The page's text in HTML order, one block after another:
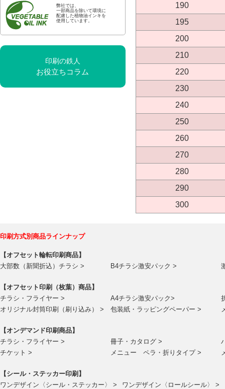
弊社では、
一部商品を除いて環境に
配慮した植物油インキを
使用しています。
印刷の鉄人
お役立ちコラム
190
195
200
210
220
230
240
250
260
270
280
290
300
印刷方式別商品ラインナップ
【オフセット輪転印刷商品】
大部数（新聞折込）チラシ >
B4チラシ激安パック >
【オフセット印刷（枚葉）商品】
チラシ・フライヤー >
A4チラシ激安パック>
オリジナル封筒印刷（刷り込み） >
包装紙・ラッピングペーパー >
【オンデマンド印刷商品】
チラシ・フライヤー >
冊子・カタログ >
チケット >
メニュー ペラ・折りタイプ >
【シール・ステッカー印刷】
ワンデザイン〈シール・ステッカー〉 >
ワンデザイン〈ロールシール〉 >